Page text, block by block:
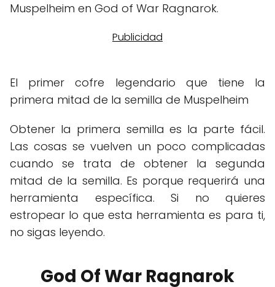
Muspelheim en God of War Ragnarok.
El primer cofre legendario que tiene la
primera mitad de la semilla de Muspelheim
Obtener la primera semilla es la parte fácil.
Las cosas se vuelven un poco complicadas
cuando se trata de obtener la segunda
mitad de la semilla. Es porque requerirá una
herramienta específica. Si no quieres
estropear lo que esta herramienta es para ti,
no sigas leyendo.
God Of War Ragnarok